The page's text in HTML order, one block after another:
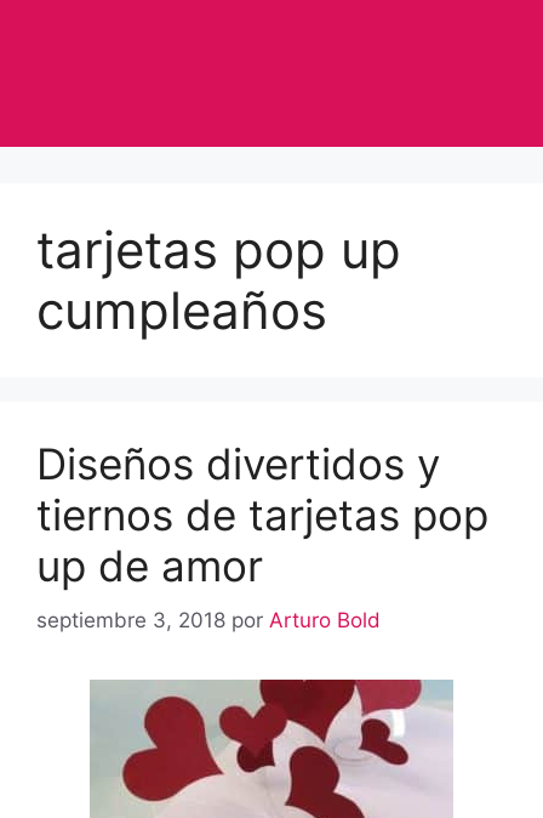
tarjetas pop up
cumpleaños
Diseños divertidos y
tiernos de tarjetas pop
up de amor
septiembre 3, 2018 por Arturo Bold